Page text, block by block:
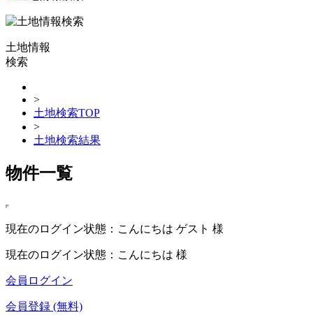
土地情報
検索
>
土地検索TOP
>
土地検索結果
物件一覧
現在のログイン状態：こんにちは ゲスト 様
現在のログイン状態：こんにちは 様
会員ログイン
会員登録 (無料)